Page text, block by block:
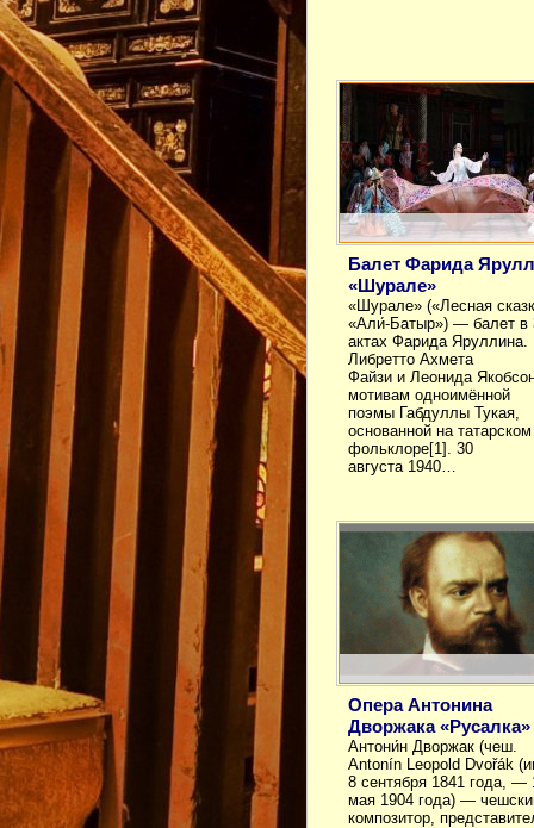
Балет Фарида
«Шурале»
«Шурале» («Лесная
«Али́-Батыр») — балет в
актах Фарида Яруллина.
Либретто Ахмета
Файзи и Леонида
мотивам одноимённой
поэмы Габдуллы Тукая,
основанной на татарском
фольклоре[1]. 30
августа 1940…
Опера Антонина
Дворжака «Русалка»
Антони́н Двoржак (чеш.
Antonín Leopold Dvořák
8 сентября 1841 года, —
мая 1904 года) —
композитор,